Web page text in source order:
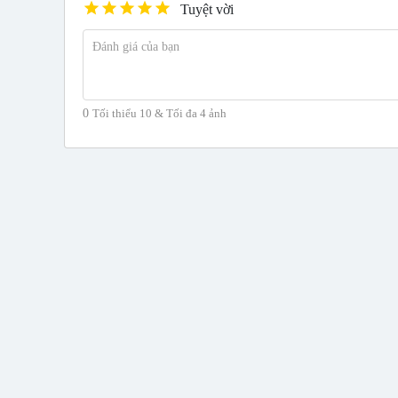
star star star star star Tuyệt vời
0 Tối thiểu 10 & Tối đa 4 ảnh